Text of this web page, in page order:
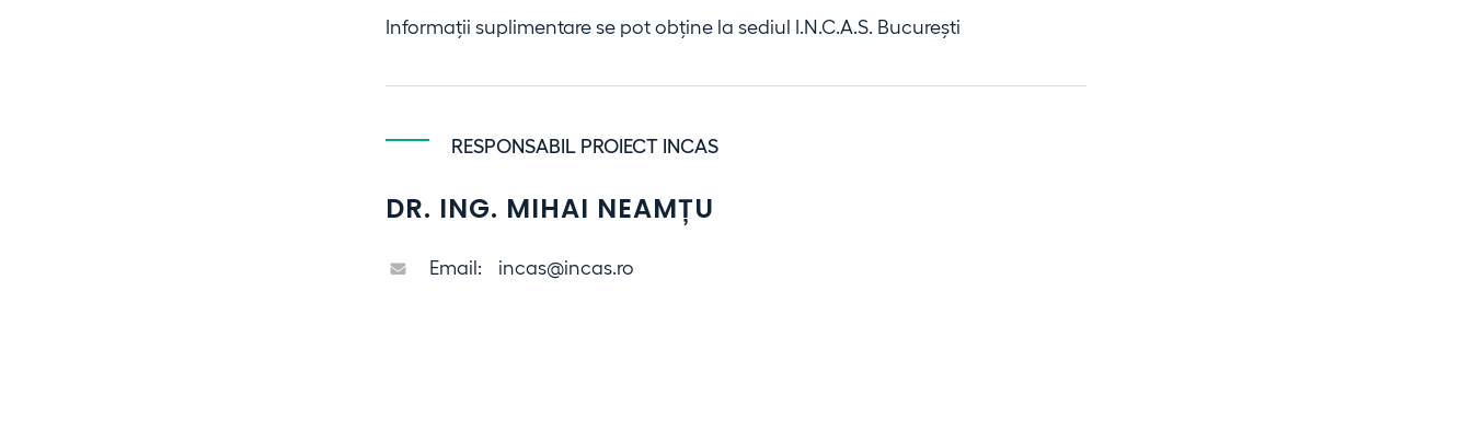
Informații suplimentare se pot obține la sediul I.N.C.A.S. Bucureşti
RESPONSABIL PROIECT INCAS
DR. ING. MIHAI NEAMȚU
Email: incas@incas.ro